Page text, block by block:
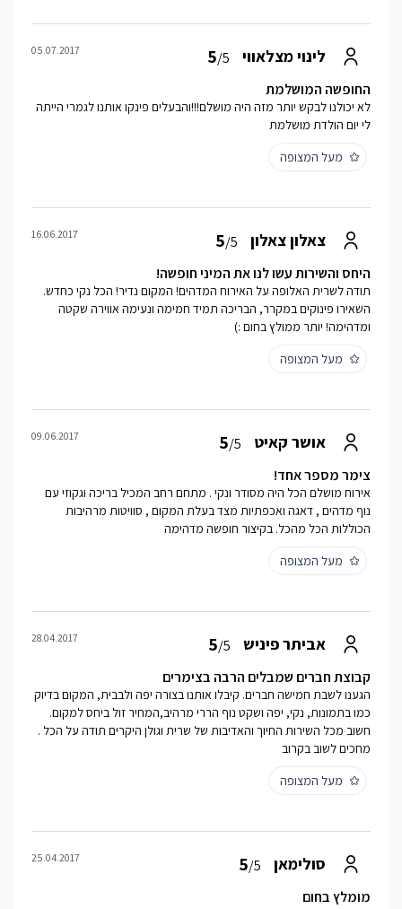
לינוי מצלאווי 5/5
05.07.2017
החופשה המושלמת
לא יכולנו לבקש יותר מזה היה מושלם!!!והבעלים פינקו אותנו לגמרי הייתה
לי יום הולדת מושלמת
מעל המצופה
צאלון צאלון 5/5
16.06.2017
היחס והשירות עשו לנו את המיני חופשה!
תודה לשרית האלופה על האירוח המדהים! המקום נדיר! הכל נקי כחדש.
השאירו פינוקים במקרר, הבריכה תמיד חמימה ונעימה אווירה שקטה
ומדהימה! יותר ממולץ בחום :)
מעל המצופה
אושר קאיט 5/5
09.06.2017
צימר מספר אחד!
אירוח מושלם הכל היה מסודר ונקי . מתחם רחב המכיל בריכה וגקוזי עם
נוף מדהים , דאגה ואכפתיות מצד בעלת המקום , סוויטות מרהיבות
הכוללות הכל מהכל. בקיצור חופשה מדהימה
מעל המצופה
אביתר פיניש 5/5
28.04.2017
קבוצת חברים שמבלים הרבה בצימרים
הגענו לשבת חמישה חברים. קיבלו אותנו בצורה יפה ולבבית, המקום בדיוק
כמו בתמונות, נקי, יפה ושקט נוף הררי מרהיב,המחיר זול ביחס למקום.
חשוב מכל השירות החיוך והאדיבות של שרית וגולן היקרים תודה על הכל .
מחכים לשוב בקרוב
מעל המצופה
סולימאן 5/5
25.04.2017
מומלץ בחום